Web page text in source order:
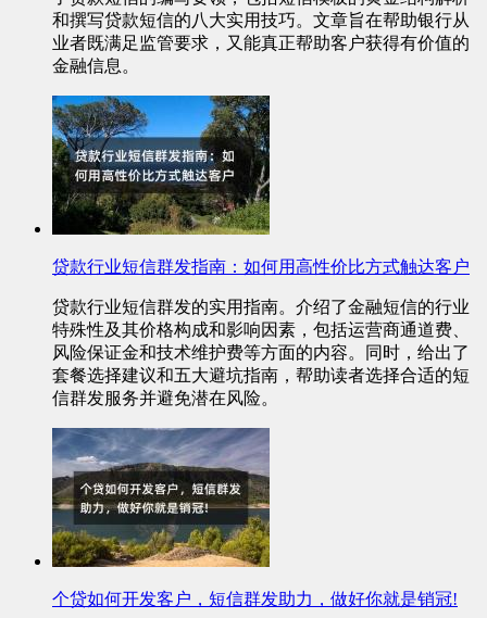
和撰写贷款短信的八大实用技巧。文章旨在帮助银行从
业者既满足监管要求，又能真正帮助客户获得有价值的
金融信息。
贷款行业短信群发指南：如何用高性价比方式触达客户
贷款行业短信群发的实用指南。介绍了金融短信的行业
特殊性及其价格构成和影响因素，包括运营商通道费、
风险保证金和技术维护费等方面的内容。同时，给出了
套餐选择建议和五大避坑指南，帮助读者选择合适的短
信群发服务并避免潜在风险。
个贷如何开发客户，短信群发助力，做好你就是销冠!